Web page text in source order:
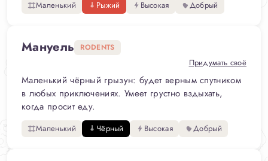
Маленький Рыжий Высокая Добрый
Мануель RODENTS
Придумать своё
Маленький чёрный грызун: будет верным спутником
в любых приключениях. Умеет грустно вздыхать,
когда просит еду.
Маленький Чёрный Высокая Добрый